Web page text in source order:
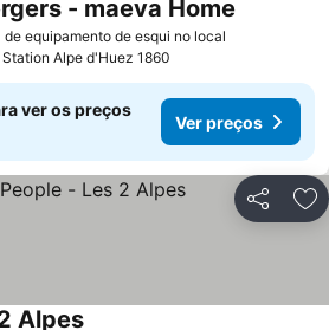
de equipamento de esqui no local
- maeva Home
Alpe d'Huez 1860
ver os preços
Ver preços
Partilhar
Alpes